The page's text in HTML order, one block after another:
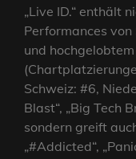
„Live ID.“ enthält
Performances von
und
Schweiz: #6,
Blast“, „Big Tech
sondern greift
„#Addicted“,